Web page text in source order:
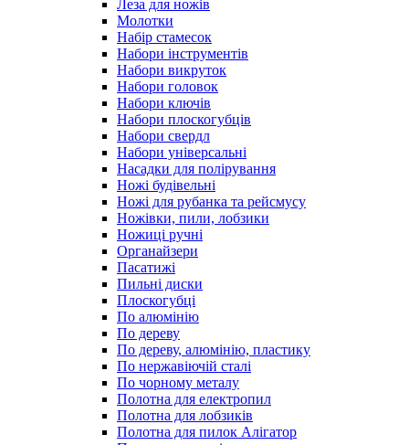
Леза для ножів
Молотки
Набір стамесок
Набори інструментів
Набори викруток
Набори головок
Набори ключів
Набори плоскогубців
Набори свердл
Набори універсальні
Насадки для полірування
Ножі будівельні
Ножі для рубанка та рейсмусу
Ножівки, пили, лобзики
Ножиці ручні
Органайзери
Пасатижі
Пильні диски
Плоскогубці
По алюмінію
По дереву
По дереву, алюмінію, пластику
По нержавіючій сталі
По чорному металу
Полотна для електропил
Полотна для лобзиків
Полотна для пилок Алігатор